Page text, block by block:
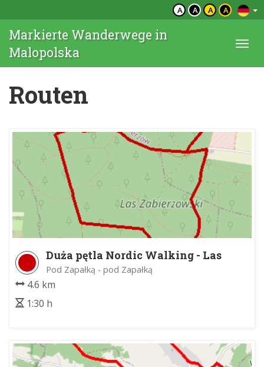
A A A A
Markierte Wanderwege in
Malopolska
Routen
Duża pętla Nordic Walking - Las
Zabierzowski
Pod Zapałką - pod Zapałką
4.6 km
1:30 h